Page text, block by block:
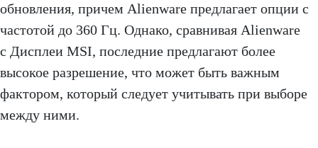
обновления, причем Alienware предлагает опции с
частотой до 360 Гц. Однако, сравнивая Alienware
с Дисплеи MSI, последние предлагают более
высокое разрешение, что может быть важным
фактором, который следует учитывать при выборе
между ними.